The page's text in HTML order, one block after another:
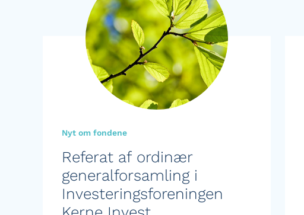
Nyt om fondene
Referat af ordinær
generalforsamling i
Investeringsforeningen